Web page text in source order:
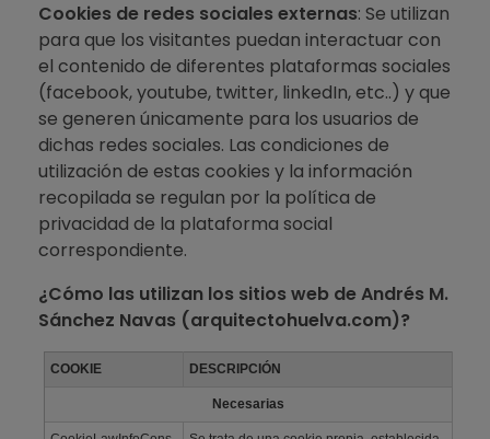
Cookies de redes sociales externas: Se utilizan
para que los visitantes puedan interactuar con
el contenido de diferentes plataformas sociales
(facebook, youtube, twitter, linkedIn, etc..) y que
se generen únicamente para los usuarios de
dichas redes sociales. Las condiciones de
utilización de estas cookies y la información
recopilada se regulan por la política de
privacidad de la plataforma social
correspondiente.
¿Cómo las utilizan los sitios web de Andrés M.
Sánchez Navas (arquitectohuelva.com)?
COOKIE DESCRIPCIÓN
Necesarias